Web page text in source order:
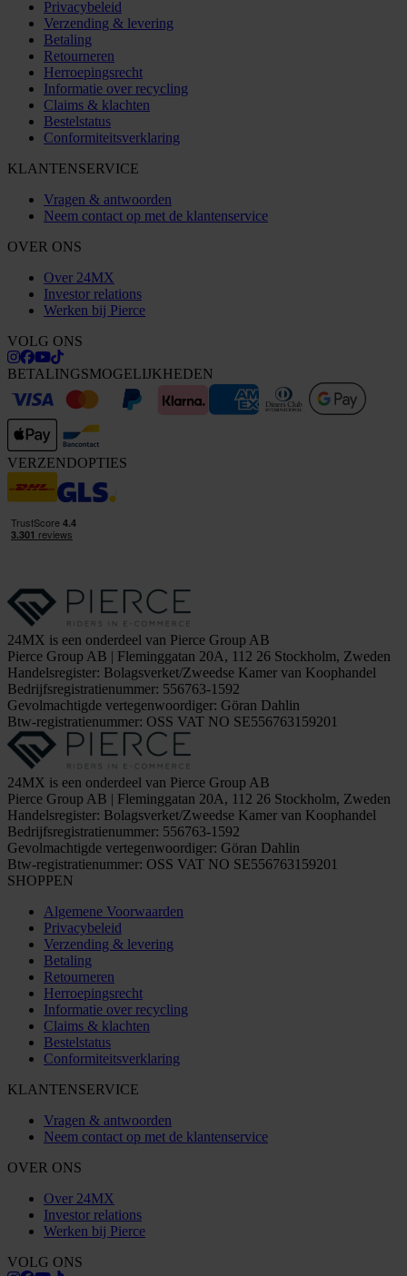
Privacybeleid
Verzending & levering
Betaling
Retourneren
Herroepingsrecht
Informatie over recycling
Claims & klachten
Bestelstatus
Conformiteitsverklaring
KLANTENSERVICE
Vragen & antwoorden
Neem contact op met de klantenservice
OVER ONS
Over 24MX
Investor relations
Werken bij Pierce
VOLG ONS
BETALINGSMOGELIJKHEDEN
VERZENDOPTIES
24MX is een onderdeel van Pierce Group AB
Pierce Group AB | Fleminggatan 20A, 112 26 Stockholm, Zweden
Handelsregister: Bolagsverket/Zweedse Kamer van Koophandel
Bedrijfsregistratienummer: 556763-1592
Gevolmachtigde vertegenwoordiger: Göran Dahlin
Btw-registratienummer: OSS VAT NO SE556763159201
24MX is een onderdeel van Pierce Group AB
Pierce Group AB | Fleminggatan 20A, 112 26 Stockholm, Zweden
Handelsregister: Bolagsverket/Zweedse Kamer van Koophandel
Bedrijfsregistratienummer: 556763-1592
Gevolmachtigde vertegenwoordiger: Göran Dahlin
Btw-registratienummer: OSS VAT NO SE556763159201
SHOPPEN
Algemene Voorwaarden
Privacybeleid
Verzending & levering
Betaling
Retourneren
Herroepingsrecht
Informatie over recycling
Claims & klachten
Bestelstatus
Conformiteitsverklaring
KLANTENSERVICE
Vragen & antwoorden
Neem contact op met de klantenservice
OVER ONS
Over 24MX
Investor relations
Werken bij Pierce
VOLG ONS